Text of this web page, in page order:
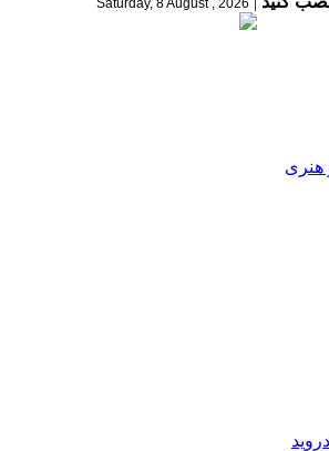
Saturday, 8 August , 2026
هنری